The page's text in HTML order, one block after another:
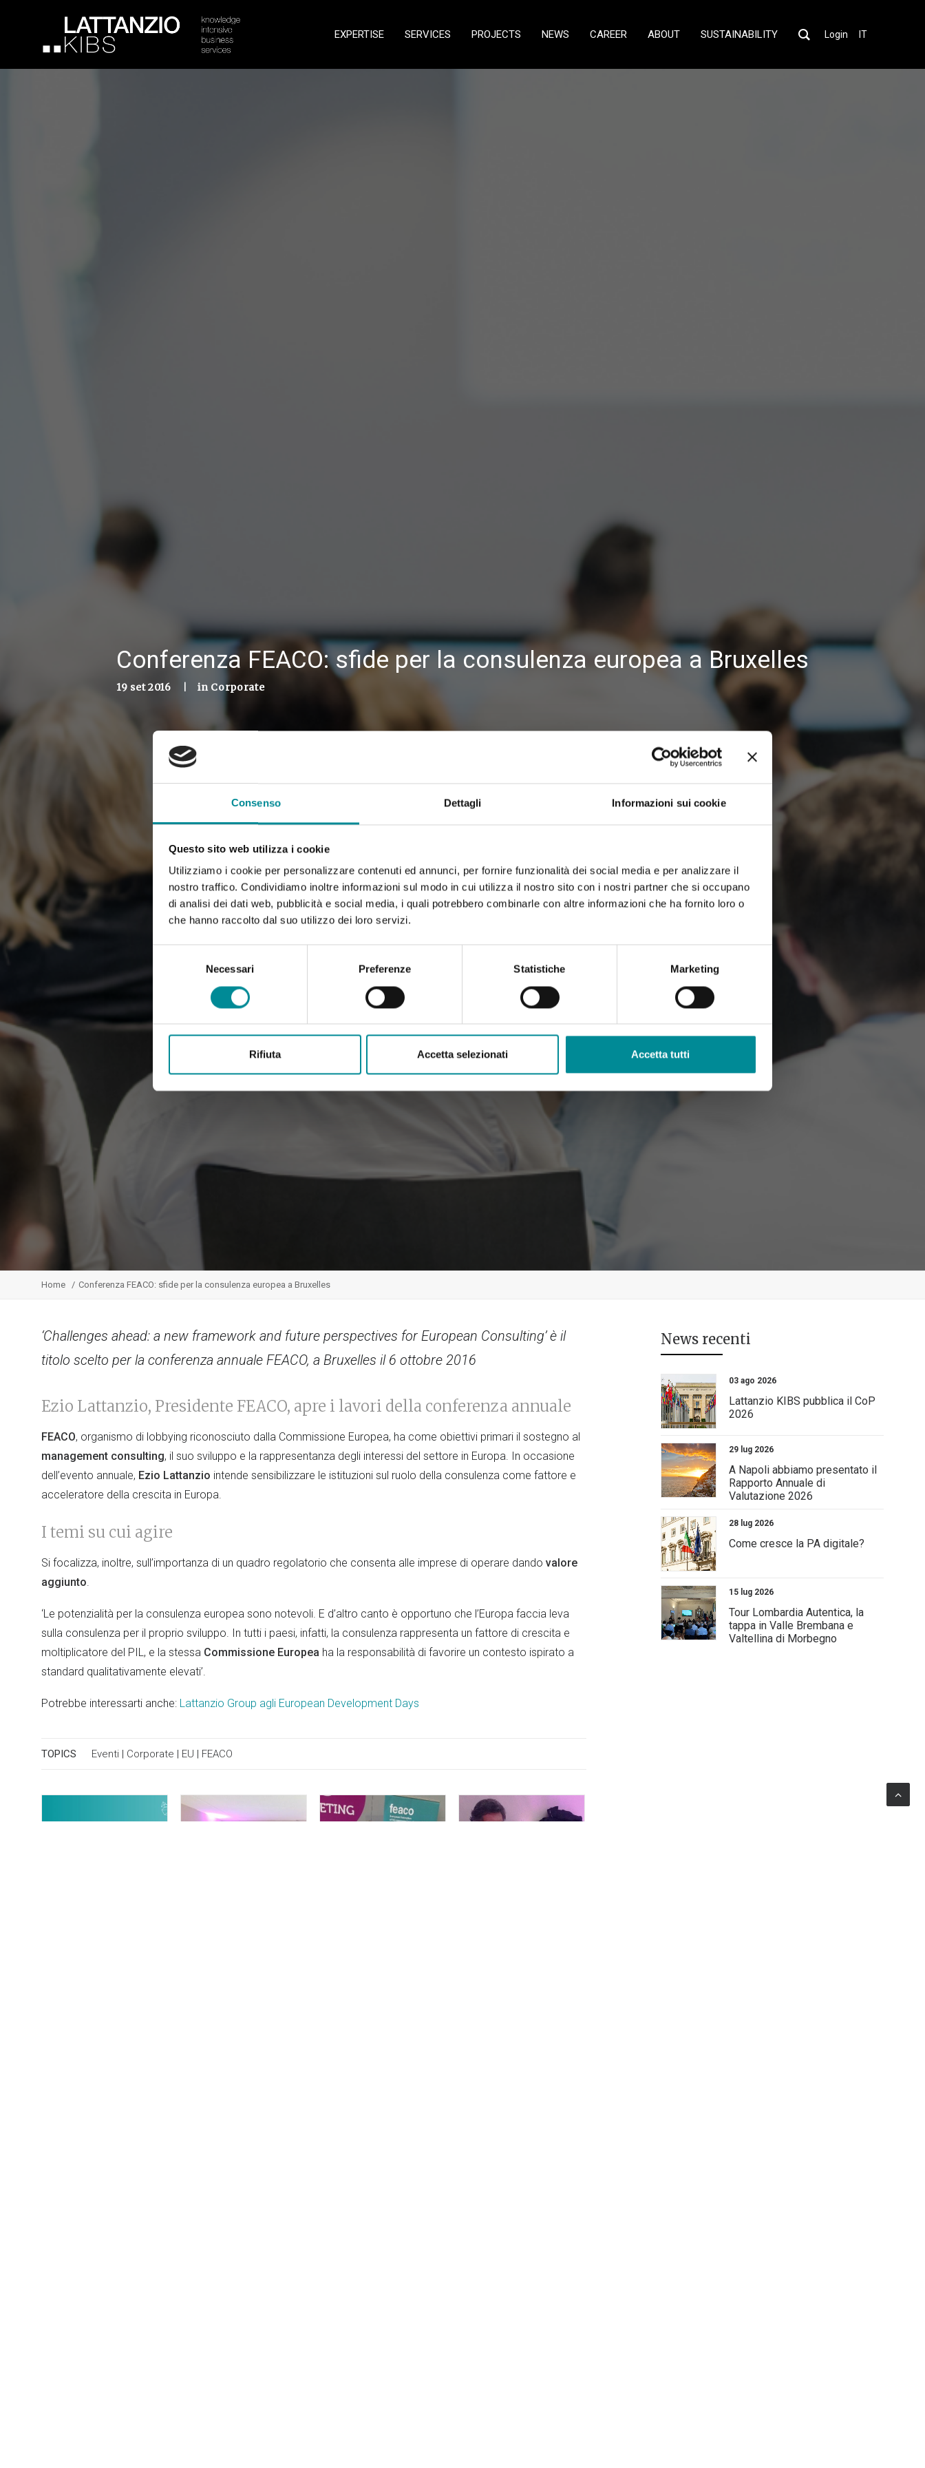
Consenso Dettagli Informazioni sui cookie
Questo sito web utilizza i cookie
Utilizziamo i cookie per personalizzare contenuti ed annunci, per fornire funzionalità dei social media e per analizzare il
nostro traffico. Condividiamo inoltre informazioni sul modo in cui utilizza il nostro sito con i nostri partner che si occupano
di analisi dei dati web, pubblicità e social media, i quali potrebbero combinarle con altre informazioni che ha fornito loro o
che hanno raccolto dal suo utilizzo dei loro servizi.
Necessari Preferenze Statistiche Marketing
Rifiuta Accetta selezionati Accetta tutti
EXPERTISE SERVICES PROJECTS NEWS CAREER ABOUT SUSTAINABILITY Login IT
Conferenza FEACO: sfide per la consulenza europea a Bruxelles
19 set 2016 in Corporate
Home Conferenza FEACO: sfide per la consulenza europea a Bruxelles
‘Challenges ahead: a new framework and future perspectives for European Consulting’ è il
titolo scelto per la conferenza annuale FEACO, a Bruxelles il 6 ottobre 2016
Ezio Lattanzio, Presidente FEACO, apre i lavori della conferenza annuale
FEACO, organismo di lobbying riconosciuto dalla Commissione Europea, ha come obiettivi primari il sostegno al
management consulting, il suo sviluppo e la rappresentanza degli interessi del settore in Europa. In occasione
dell’evento annuale, Ezio Lattanzio intende sensibilizzare le istituzioni sul ruolo della consulenza come fattore e
acceleratore della crescita in Europa.
I temi su cui agire
Si focalizza, inoltre, sull’importanza di un quadro regolatorio che consenta alle imprese di operare dando valore
aggiunto.
‘Le potenzialità per la consulenza europea sono notevoli. E d’altro canto è opportuno che l’Europa faccia leva
sulla consulenza per il proprio sviluppo. In tutti i paesi, infatti, la consulenza rappresenta un fattore di crescita e
moltiplicatore del PIL, e la stessa Commissione Europea ha la responsabilità di favorire un contesto ispirato a
standard qualitativamente elevati’.
Potrebbe interessarti anche: Lattanzio Group agli European Development Days
TOPICS Eventi | Corporate | EU | FEACO
News recenti
03 ago 2026
Lattanzio KIBS pubblica il CoP
2026
29 lug 2026
A Napoli abbiamo presentato il
Rapporto Annuale di
Valutazione 2026
28 lug 2026
Come cresce la PA digitale?
15 lug 2026
Tour Lombardia Autentica, la
tappa in Valle Brembana e
Valtellina di Morbegno